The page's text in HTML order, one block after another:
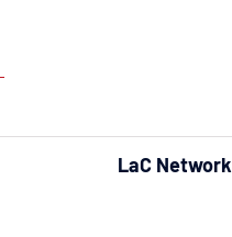
LaC Network